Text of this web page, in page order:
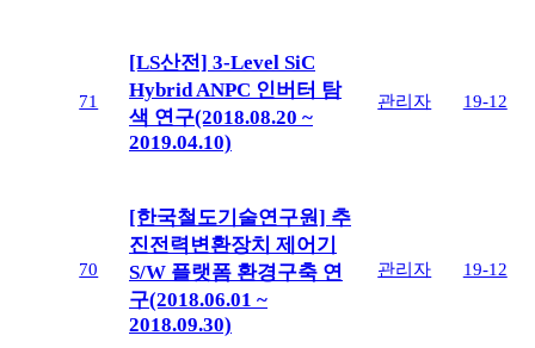
71
[LS산전] 3-Level SiC
Hybrid ANPC 인버터 탐
색 연구(2018.08.20 ~
2019.04.10)
관리자 19-12
70
[한국철도기술연구원] 추
진전력변환장치 제어기
S/W 플랫폼 환경구축 연
구(2018.06.01 ~
2018.09.30)
관리자 19-12